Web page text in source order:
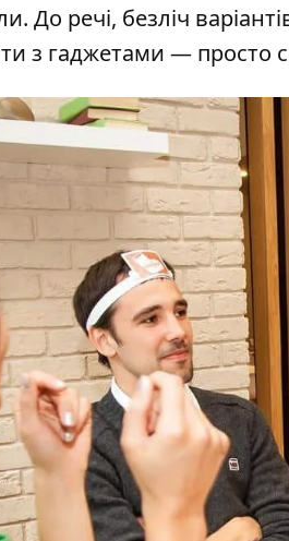
До речі, безліч
з гаджетами — просто